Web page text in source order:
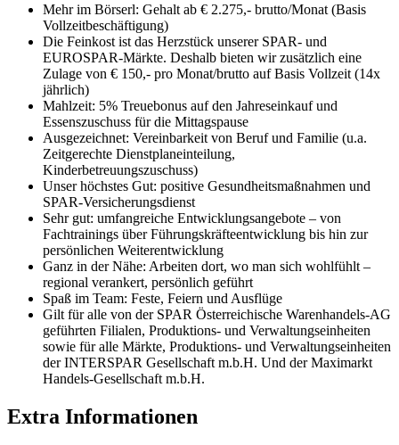
Mehr im Börserl: Gehalt ab € 2.275,- brutto/Monat (Basis
Vollzeitbeschäftigung)
Die Feinkost ist das Herzstück unserer SPAR- und
EUROSPAR-Märkte. Deshalb bieten wir zusätzlich eine
Zulage von € 150,- pro Monat/brutto auf Basis Vollzeit (14x
jährlich)
Mahlzeit: 5% Treuebonus auf den Jahreseinkauf und
Essenszuschuss für die Mittagspause
Ausgezeichnet: Vereinbarkeit von Beruf und Familie (u.a.
Zeitgerechte Dienstplaneinteilung,
Kinderbetreuungszuschuss)
Unser höchstes Gut: positive Gesundheitsmaßnahmen und
SPAR-Versicherungsdienst
Sehr gut: umfangreiche Entwicklungsangebote – von
Fachtrainings über Führungskräfteentwicklung bis hin zur
persönlichen Weiterentwicklung
Ganz in der Nähe: Arbeiten dort, wo man sich wohlfühlt –
regional verankert, persönlich geführt
Spaß im Team: Feste, Feiern und Ausflüge
Gilt für alle von der SPAR Österreichische Warenhandels-AG
geführten Filialen, Produktions- und Verwaltungseinheiten
sowie für alle Märkte, Produktions- und Verwaltungseinheiten
der INTERSPAR Gesellschaft m.b.H. Und der Maximarkt
Handels-Gesellschaft m.b.H.
Extra Informationen